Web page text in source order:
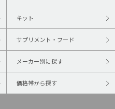
キット
サプリメント・フード
メーカー別に探す
価格帯から探す